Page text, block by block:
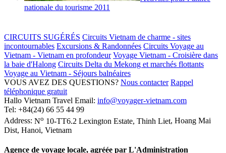
nationale du tourisme 2011
CIRCUITS SUGÉRÉS Circuits Vietnam de charme - sites
incontournables Excursions & Randonnées Circuits Voyage au
Vietnam - Vietnam en profondeur Voyage Vietnam - Croisière dans
la baie d'Halong Circuits Delta du Mekong et marchés flottants
Voyage au Vietnam - Séjours balnéaires
VOUS AVEZ DES QUESTIONS? Nous contacter Rappel
téléphonique gratuit
Hallo Vietnam Travel Email: info@voyager-vietnam.com
Tel: +84(24) 66 55 44 99
Address: No 10-TT6.2 Lexington Estate, Thinh Liet, Hoang Mai
Dist, Hanoi, Vietnam
Agence de voyage locale, agréée par L'Administration